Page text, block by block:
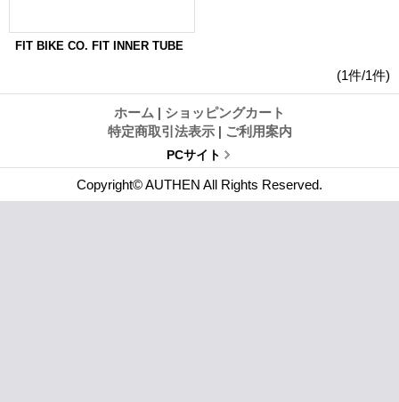
FIT BIKE CO. FIT INNER TUBE
(1件/1件)
ホーム | ショッピングカート
特定商取引法表示 | ご利用案内
PCサイト
Copyright© AUTHEN All Rights Reserved.